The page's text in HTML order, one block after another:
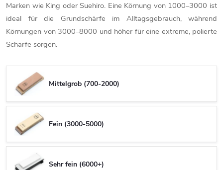
Marken wie King oder Suehiro. Eine Körnung von 1000–3000 ist
ideal für die Grundschärfe im Alltagsgebrauch, während
Körnungen von 3000–8000 und höher für eine extreme, polierte
Schärfe sorgen.
Mittelgrob (700-2000)
Fein (3000-5000)
Sehr fein (6000+)